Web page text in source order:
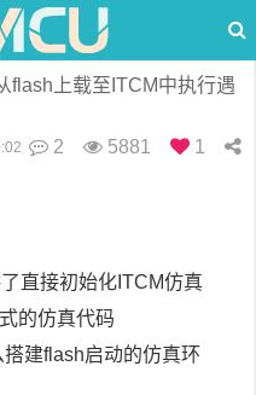
flash上载至ITCM中执行遇
2 5881 1
直接初始化ITCM仿真
的仿真代码
建flash启动的仿真环